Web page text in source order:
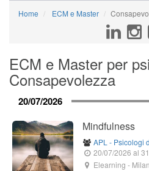
Home ECM e Master
ECM e Master per
Consapevolezza
20/07/2026
Mindfulness
APL - Psicologi
20/07/2026 al
Elearning -